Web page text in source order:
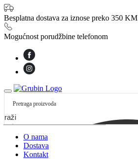
Besplatna dostava za iznose preko 350 KM
Mogućnost porudžbine telefonom
O nama
Dostava
Kontakt